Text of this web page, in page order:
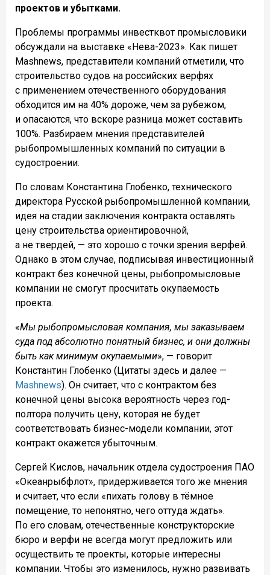
проектов и убытками.
Проблемы программы инвестквот промысловики
обсуждали на выставке «Нева-2023». Как пишет
Mashnews, представители компаний отметили, что
строительство судов на российских верфях
с применением отечественного оборудования
обходится им на 40% дороже, чем за рубежом,
и опасаются, что вскоре разница может составить
100%. Разбираем мнения представителей
рыбопромышленных компаний по ситуации в
судостроении.
По словам Константина Глобенко, технического
директора Русской рыбопромышленной компании,
идея на стадии заключения контракта оставлять
цену строительства ориентировочной,
а не твердей, — это хорошо с точки зрения верфей.
Однако в этом случае, подписывая инвестиционный
контракт без конечной цены, рыбопромысловые
компании не смогут просчитать окупаемость
проекта.
«Мы рыбопромысловая компания, мы заказываем
суда под абсолютно понятный бизнес, и они должны
быть как минимум окупаемыми», — говорит
Константин Глобенко (Цитаты здесь и далее —
Mashnews). Он считает, что с контрактом без
конечной цены высока вероятность через год-
полтора получить цену, которая не будет
соответствовать бизнес-модели компании, этот
контракт окажется убыточным.
Сергей Кислов, начальник отдела судостроения ПАО
«Океанрыбфлот», придерживается того же мнения
и считает, что если «пихать голову в тёмное
помещение, то непонятно, чего оттуда ждать».
По его словам, отечественные конструкторские
бюро и верфи не всегда могут предложить или
осуществить те проекты, которые интересны
компании. Чтобы это изменилось, нужно развивать